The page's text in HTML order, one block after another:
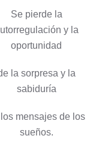
Se pierde la
y la
oportunidad
la sorpresa y la
sabiduría
mensajes de los
sueños.